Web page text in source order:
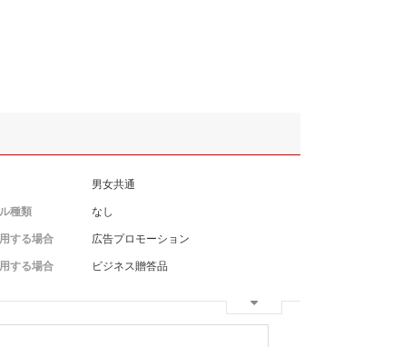
男女共通
種類 なし
する場合 広告プロモーション
する場合 ビジネス贈答品